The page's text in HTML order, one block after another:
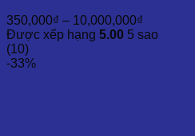
350,000₫ – 10,000,000₫
giá:
Được xếp hạng 5.00 5 sao
(10)
-33%